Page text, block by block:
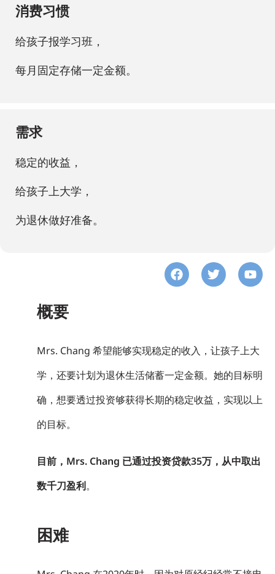
消费习惯
给孩子报学习班，
每月固定存储一定金额。
需求
稳定的收益，
给孩子上大学，
为退休做好准备。
概要
Mrs. Chang 希望能够实现稳定的收入，让孩子上大
学，还要计划为退休生活储蓄一定金额。她的目标明
确，想要透过投资够获得长期的稳定收益，实现以上
的目标。
目前，Mrs. Chang 已通过投资贷款35万，从中取出
数千刀盈利。
困难